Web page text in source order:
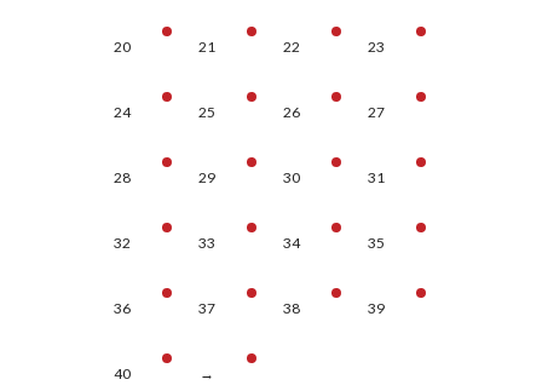
20 21 22 23
24 25 26 27
28 29 30 31
32 33 34 35
36 37 38 39
40 →